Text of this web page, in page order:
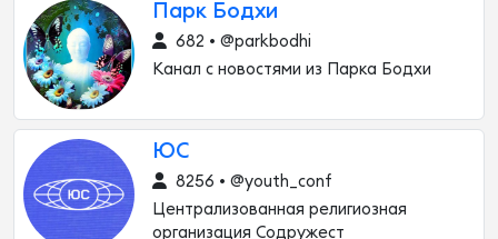
Парк Бодхи
682 • @parkbodhi
Канал с новостями из Парка Бодхи
ЮС
8256 • @youth_conf
Централизованная религиозная
организация Содружест